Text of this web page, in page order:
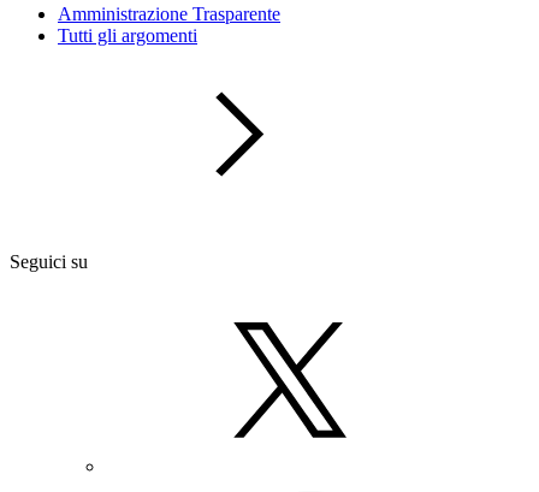
Amministrazione Trasparente
Tutti gli argomenti
Seguici su